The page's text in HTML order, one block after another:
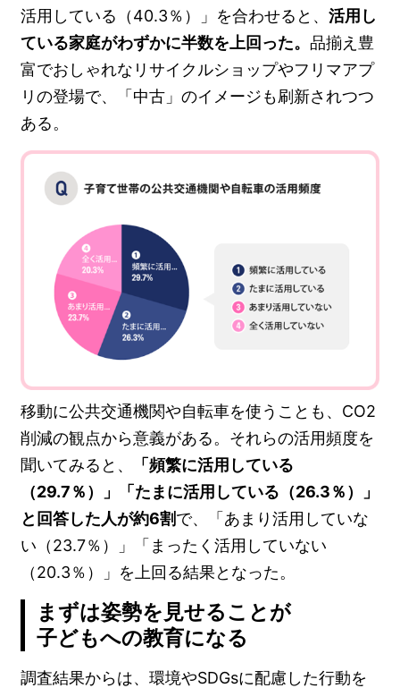
活用している（40.3％）」を合わせると、活用し
ている家庭がわずかに半数を上回った。 品揃え豊
富でおしゃれなリサイクルショップやフリマアプ
リの登場で、「中古」のイメージも刷新されつつ
ある。
移動に公共交通機関や自転車を使うことも、CO2
削減の観点から意義がある。それらの活用頻度を
聞いてみると、
「頻繁に活用している
（29.7％）」「たまに活用している（26.3％）」
と回答した人が約6割で、「あまり活用していな
い（23.7％）」「まったく活用していない
（20.3％）」を上回る結果となった。
まずは姿勢を見せることが
子どもへの教育になる
調査結果からは、環境やSDGsに配慮した行動を